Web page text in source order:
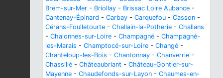
Brem-sur-Mer - Briollay - Brissac Loire Aubance -
Cantenay-Épinard - Carbay - Carquefou - Casson -
Cérans-Foulletourte - Challain-la-Potherie - Challans
- Chalonnes-sur-Loire - Champagné - Champagné-
les-Marais - Champtocé-sur-Loire - Changé -
Chanteloup-les-Bois - Chantonnay - Chanverrie -
Chassillé - Châteaubriant - Château-Gontier-sur-
Mayenne - Chaudefonds-sur-Layon - Chaumes-en-